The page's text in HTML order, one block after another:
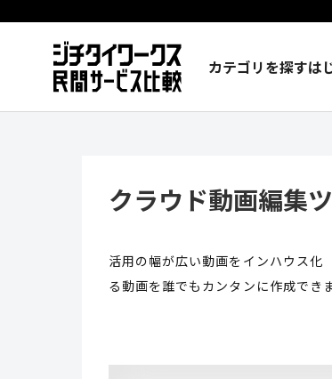
カテゴリを探すは
クラウド動画編集
活用の幅が広い動画をインハウス化
る動画を誰でもカンタンに作成できま